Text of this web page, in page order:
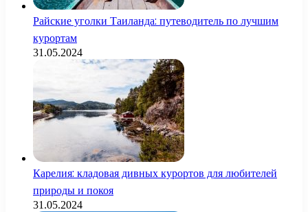
Райские уголки Таиланда: путеводитель по лучшим
курортам
31.05.2024
Карелия: кладовая дивных курортов для любителей
природы и покоя
31.05.2024